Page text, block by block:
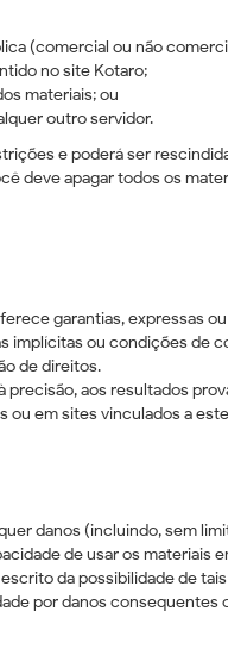
(comercial ou não
no site Kotaro;
materiais; ou
outro servidor.
e poderá ser
deve apagar todos os
garantias, expressas
implícitas ou condições de
de direitos.
aos resultados
ou em sites vinculados a
danos (incluindo, sem
de usar os materiais
da possibilidade de
por danos consequentes